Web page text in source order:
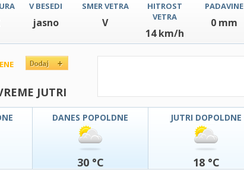
V BESEDI
jasno
SMER VETRA
V
HITROST
VETRA
14 km/h
PADAVINE
0 mm
JUTRI
DANES POPOLDNE
30 °C
JUTRI DOPOLDNE
18 °C